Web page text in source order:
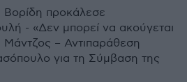
προκάλεσε
- «Δεν μπορεί να ακούγεται
– Αντιπαράθεση
για τη Σύμβαση της